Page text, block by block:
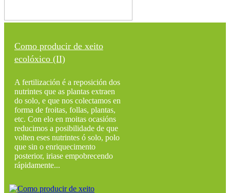
Como producir de xeito
ecolóxico (II)
A fertilización é a reposición dos
nutrintes que as plantas extraen
do solo, e que nos colectamos en
forma de froitas, follas, plantas,
etc. Con elo en moitas ocasións
reducimos a posibilidade de que
volten eses nutrintes ó solo, polo
que sin o enriquecimento
posterior, iriase empobrecendo
rápidamente...